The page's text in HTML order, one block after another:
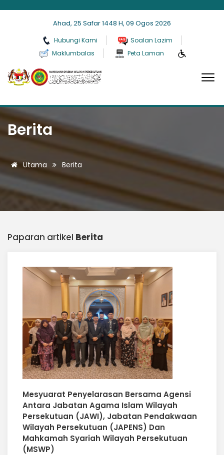
Ahad, 25 Safar 1448 H, 09 Ogos 2026
Hubungi Kami
Soalan Lazim
Maklumbalas
Peta Laman
Berita
Utama Berita
Paparan artikel Berita
Mesyuarat Penyelarasan Bersama Agensi
Antara Jabatan Agama Islam Wilayah
Persekutuan (JAWI), Jabatan Pendakwaan
Wilayah Persekutuan (JAPENS) Dan
Mahkamah Syariah Wilayah Persekutuan
(MSWP)